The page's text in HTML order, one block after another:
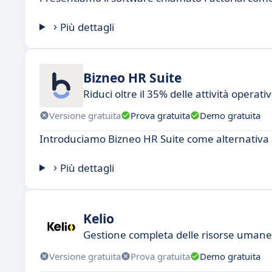
Più dettagli
Bizneo HR Suite
Riduci oltre il 35% delle attività
Versione gratuita Prova gratuita Demo gratuita
Introduciamo Bizneo HR Suite come alternativa
Più dettagli
Kelio
Gestione completa delle risorse
Versione gratuita Prova gratuita Demo gratuita